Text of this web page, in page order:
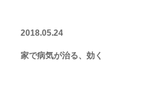
2018.05.24
家で病気が治る、効く